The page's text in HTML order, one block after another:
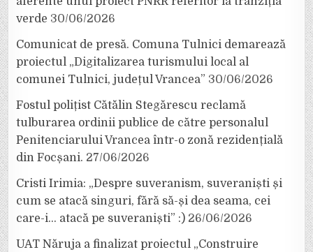
verde 30/06/2026
Comunicat de presă. Comuna Tulnici demarează
proiectul „Digitalizarea turismului local al
comunei Tulnici, județul Vrancea” 30/06/2026
Fostul polițist Cătălin Stegărescu reclamă
tulburarea ordinii publice de către personalul
Penitenciarului Vrancea într-o zonă rezidențială
din Focșani. 27/06/2026
Cristi Irimia: „Despre suveranism, suveraniști și
cum se atacă singuri, fără să-și dea seama, cei
care-i… atacă pe suveraniști” :) 26/06/2026
UAT Năruja a finalizat proiectul „Construire